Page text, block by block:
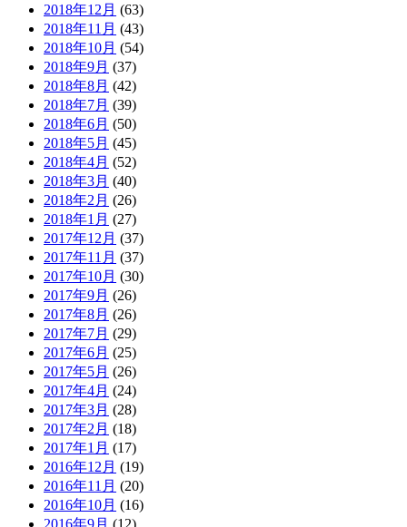
2018年12月 (63)
2018年11月 (43)
2018年10月 (54)
2018年9月 (37)
2018年8月 (42)
2018年7月 (39)
2018年6月 (50)
2018年5月 (45)
2018年4月 (52)
2018年3月 (40)
2018年2月 (26)
2018年1月 (27)
2017年12月 (37)
2017年11月 (37)
2017年10月 (30)
2017年9月 (26)
2017年8月 (26)
2017年7月 (29)
2017年6月 (25)
2017年5月 (26)
2017年4月 (24)
2017年3月 (28)
2017年2月 (18)
2017年1月 (17)
2016年12月 (19)
2016年11月 (20)
2016年10月 (16)